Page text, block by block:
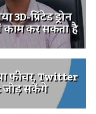
प्रिंटेड ड्रोन
काम कर सकता है
फीचर, Twitter
जोड़ सकेंगे